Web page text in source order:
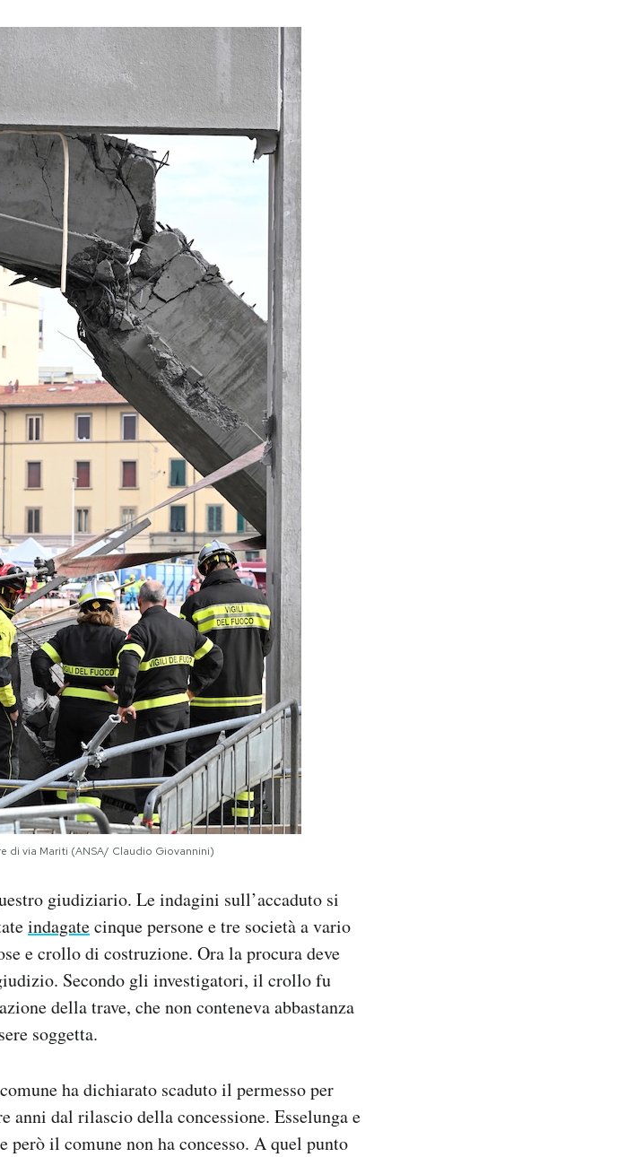
di via Mariti (ANSA/ Claudio Giovannini)
giudiziario. Le indagini sull’accaduto si
indagatecinque persone e tre società a vario
e crollo di costruzione. Ora la procura deve
Secondo gli investigatori, il crollo fu
della trave, che non conteneva abbastanza
soggetta.
ha dichiarato scaduto il permesso per
anni dal rilascio della concessione. Esselunga e
il comune non ha concesso. A quel punto